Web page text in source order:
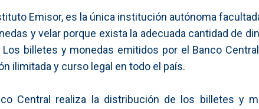
Emisor, es la única institución autónoma
y velar porque exista la adecuada cantidad de
billetes y monedas emitidos por el Banco
ilimitada y curso legal en todo el país.
Central realiza la distribución de los billetes y